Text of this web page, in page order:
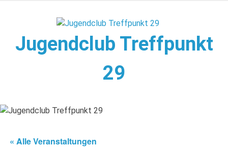
Jugendclub Treffpunkt
29
« Alle Veranstaltungen